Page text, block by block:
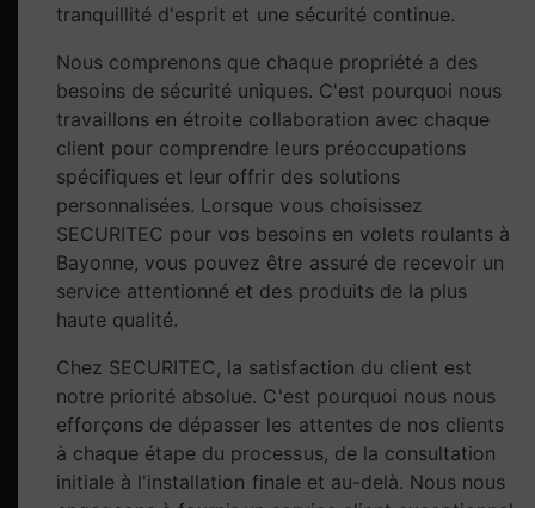
tranquillité d'esprit et une sécurité continue.
Nous comprenons que chaque propriété a des
besoins de sécurité uniques. C'est pourquoi nous
travaillons en étroite collaboration avec chaque
client pour comprendre leurs préoccupations
spécifiques et leur offrir des solutions
personnalisées. Lorsque vous choisissez
SECURITEC pour vos besoins en volets roulants à
Bayonne, vous pouvez être assuré de recevoir un
service attentionné et des produits de la plus
haute qualité.
Chez SECURITEC, la satisfaction du client est
notre priorité absolue. C'est pourquoi nous nous
efforçons de dépasser les attentes de nos clients
à chaque étape du processus, de la consultation
initiale à l'installation finale et au-delà. Nous nous